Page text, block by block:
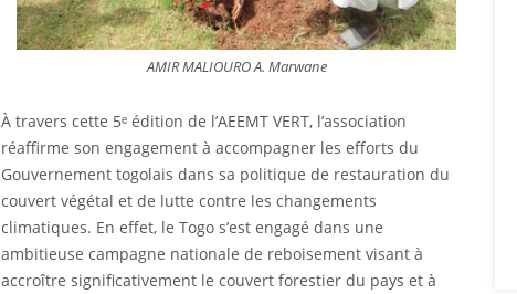
AMIR MALIOURO A. Marwane
À travers cette 5ᵉ édition de l’AEEMT VERT, l’association
réaffirme son engagement à accompagner les efforts du
Gouvernement togolais dans sa politique de restauration du
couvert végétal et de lutte contre les changements
climatiques. En effet, le Togo s’est engagé dans une
ambitieuse campagne nationale de reboisement visant à
accroître significativement le couvert forestier du pays et à